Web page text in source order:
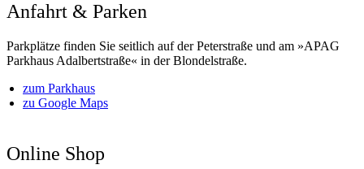
Anfahrt & Parken
Parkplätze finden Sie seitlich auf der Peterstraße und am »APAG
Parkhaus Adalbertstraße« in der Blondelstraße.
zum Parkhaus
zu Google Maps
Online Shop